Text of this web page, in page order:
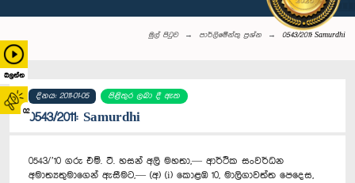
බලන්න
02
මුල් පිටුව පාර්ලි‌මේන්තු‌ ප්‍රශ්න 0543/2011: Samurdhi
දිනය: 2011-01-05 පිළිතුර ලබා දී ඇත
0543/2011: Samurdhi
0543/’10 ගරු එම්. ටී. හසන් අලි මහතා,— ආර්ථික සංවර්ධන
අමාත්‍යතුමාගෙන් ඇසීමට,— (අ) (i) කොළඹ 10, මාලිගාවත්ත පෙදෙස,